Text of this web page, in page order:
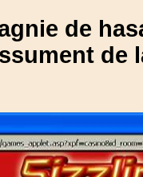
de
de